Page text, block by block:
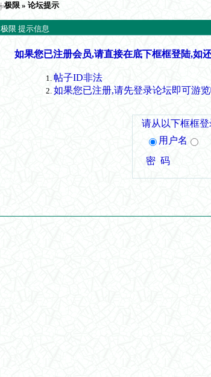
极限 » 论坛提示
极限 提示信息
如果您已注册会员,请直接在底下框框登陆,如
帖子ID非法
如果您已注册,请先登录论坛即可游
请从以下框框
用户名
密 码